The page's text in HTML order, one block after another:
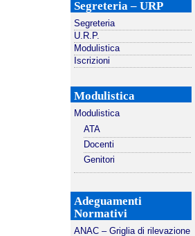
Segreteria – URP
Segreteria
U.R.P.
Modulistica
Iscrizioni
Modulistica
Modulistica
ATA
Docenti
Genitori
Adeguamenti
Normativi
ANAC – Griglia di rilevazione